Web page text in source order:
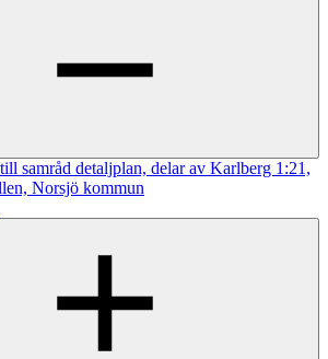
samråd detaljplan, delar av Karlberg 1:21,
Norsjö kommun